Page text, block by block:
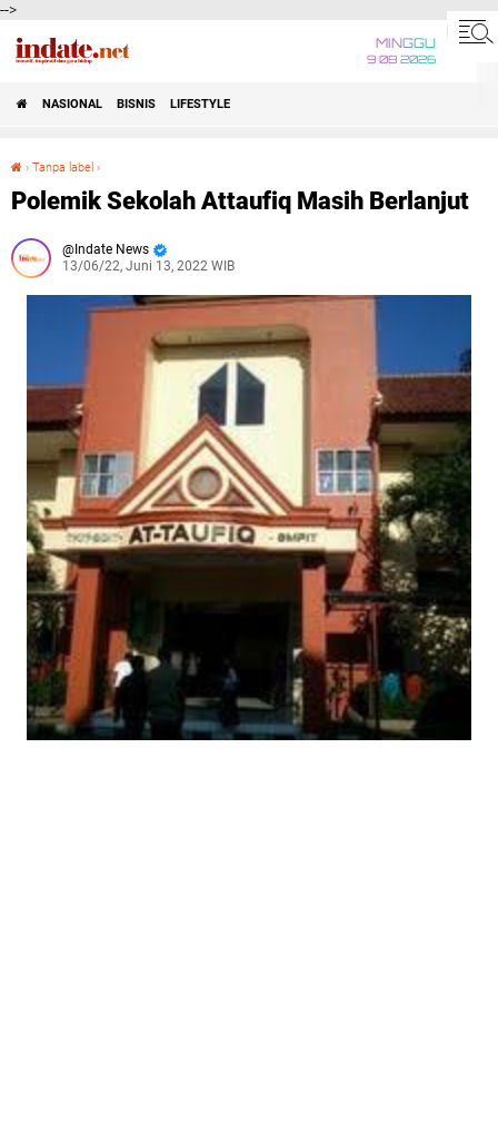
-->
MINGGU
9 08 2026
NASIONAL BISNIS LIFESTYLE
› Tanpa label ›
Polemik Sekolah Attaufiq Masih Berlanjut
Indate News
13/06/22, Juni 13, 2022 WIB